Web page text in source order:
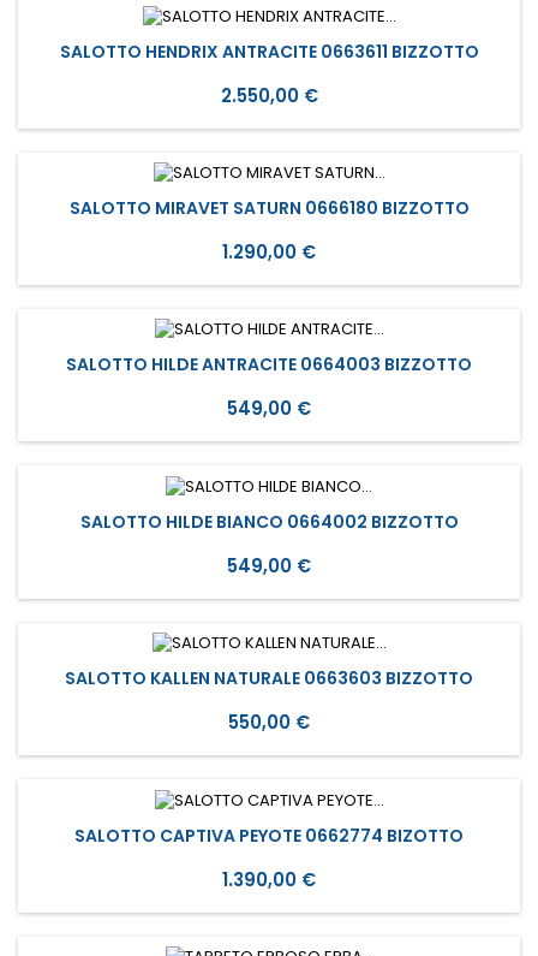
SALOTTO HENDRIX ANTRACITE 0663611 BIZZOTTO
Prezzo
2.550,00 €
SALOTTO MIRAVET SATURN 0666180 BIZZOTTO
Prezzo
1.290,00 €
SALOTTO HILDE ANTRACITE 0664003 BIZZOTTO
Prezzo
549,00 €
SALOTTO HILDE BIANCO 0664002 BIZZOTTO
Prezzo
549,00 €
SALOTTO KALLEN NATURALE 0663603 BIZZOTTO
Prezzo
550,00 €
SALOTTO CAPTIVA PEYOTE 0662774 BIZOTTO
Prezzo
1.390,00 €